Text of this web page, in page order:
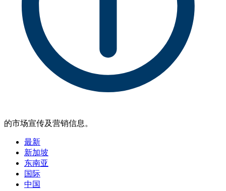
的市场宣传及营销信息。
最新
新加坡
东南亚
国际
中国